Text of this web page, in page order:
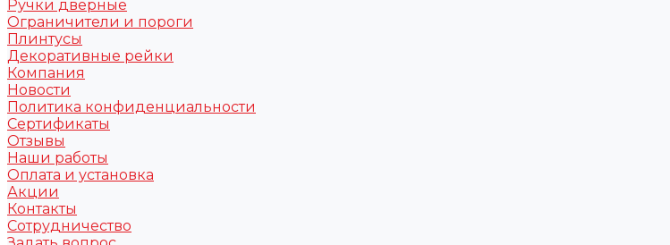
Ручки дверные
Ограничители и пороги
Плинтусы
Декоративные рейки
Компания
Новости
Политика конфиденциальности
Сертификаты
Отзывы
Наши работы
Оплата и установка
Акции
Контакты
Сотрудничество